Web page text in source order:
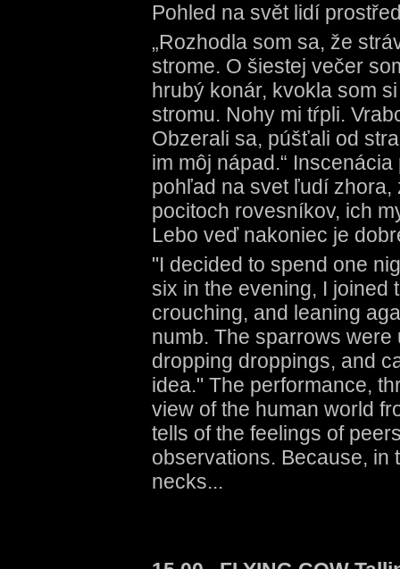
Pohled na svět lidí
„Rozhodla som sa, že
strome. O šiestej večer
hrubý konár, kvokla som
stromu. Nohy mi tŕpli.
Obzerali sa, púšťali od
im môj nápad.“
pohľad na svet ľudí
pocitoch rovesníkov, ich
Lebo veď nakoniec je
"I decided to spend one
six in the evening, I joined
crouching, and leaning
numb. The sparrows
dropping droppings, and
idea." The performance,
view of the human world
tells of the feelings of
observations. Because, in
necks...